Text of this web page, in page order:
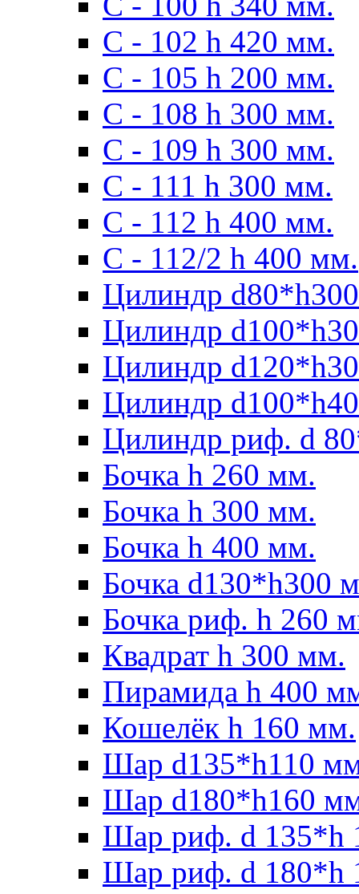
C - 102 h 420 мм.
С - 105 h 200 мм.
С - 108 h 300 мм.
С - 109 h 300 мм.
С - 111 h 300 мм.
C - 112 h 400 мм.
С - 112/2 h 400 мм.
Цилиндр
Цилиндр
Цилиндр
Цилиндр
Цилиндр риф. d
Бочка h 260 мм.
Бочка h 300 мм.
Бочка h 400 мм.
Бочка d130*h300
Бочка риф. h 260
Квадрат h 300 мм.
Пирамида h 400
Кошелёк h 160 мм.
Шар d135*h110
Шар d180*h160
Шар риф. d 135*h
Шар риф. d 180*h